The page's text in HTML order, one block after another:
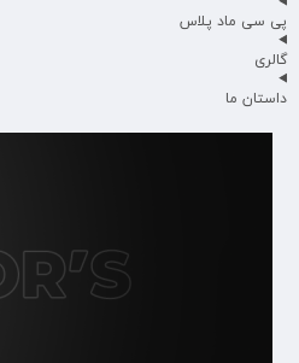
پی سی ماد پلاس
گالری
داستان ما